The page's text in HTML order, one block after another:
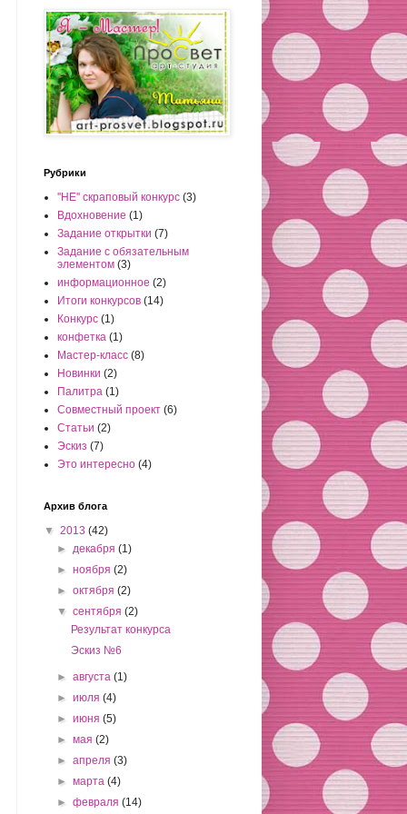
Рубрики
''НЕ'' скраповый конкурс (3)
Вдохновение (1)
Задание открытки (7)
Задание с обязательным
элементом (3)
информационное (2)
Итоги конкурсов (14)
Конкурс (1)
конфетка (1)
Мастер-класс (8)
Новинки (2)
Палитра (1)
Совместный проект (6)
Статьи (2)
Эскиз (7)
Это интересно (4)
Архив блога
▼ 2013 (42)
► декабря(1)
►ноября(2)
►октября(2)
▼сентября(2)
Результат конкурса
Эскиз №6
►августа(1)
►июля(4)
►июня(5)
►мая(2)
►апреля(3)
►марта(4)
►февраля(14)